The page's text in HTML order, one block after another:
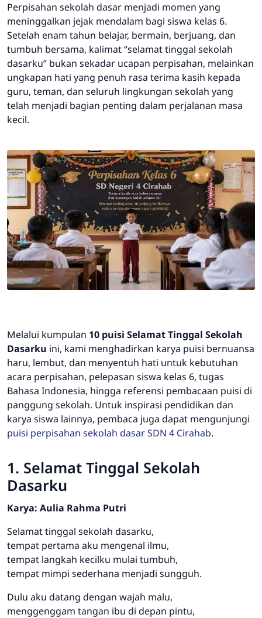
Perpisahan sekolah dasar menjadi momen yang
meninggalkan jejak mendalam bagi siswa kelas 6.
Setelah enam tahun belajar, bermain, berjuang, dan
tumbuh bersama, kalimat “selamat tinggal sekolah
dasarku” bukan sekadar ucapan perpisahan, melainkan
ungkapan hati yang penuh rasa terima kasih kepada
guru, teman, dan seluruh lingkungan sekolah yang
telah menjadi bagian penting dalam perjalanan masa
kecil.
Melalui kumpulan 10 puisi Selamat Tinggal Sekolah
Dasarku ini, kami menghadirkan karya puisi bernuansa
haru, lembut, dan menyentuh hati untuk kebutuhan
acara perpisahan, pelepasan siswa kelas 6, tugas
Bahasa Indonesia, hingga referensi pembacaan puisi di
panggung sekolah. Untuk inspirasi pendidikan dan
karya siswa lainnya, pembaca juga dapat mengunjungi
puisi perpisahan sekolah dasar SDN 4 Cirahab.
1. Selamat Tinggal Sekolah
Dasarku
Karya: Aulia Rahma Putri
Selamat tinggal sekolah dasarku,
tempat pertama aku mengenal ilmu,
tempat langkah kecilku mulai tumbuh,
tempat mimpi sederhana menjadi sungguh.
Dulu aku datang dengan wajah malu,
menggenggam tangan ibu di depan pintu,